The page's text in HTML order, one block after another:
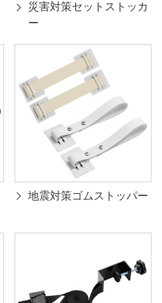
災害対策セットストッカ
ー
地震対策ゴムストッパー